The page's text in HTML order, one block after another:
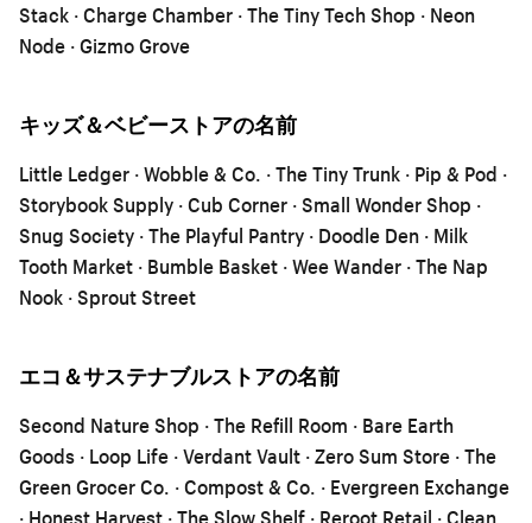
Stack · Charge Chamber · The Tiny Tech Shop · Neon
Node · Gizmo Grove
キッズ＆ベビーストアの名前
Little Ledger · Wobble & Co. · The Tiny Trunk · Pip & Pod ·
Storybook Supply · Cub Corner · Small Wonder Shop ·
Snug Society · The Playful Pantry · Doodle Den · Milk
Tooth Market · Bumble Basket · Wee Wander · The Nap
Nook · Sprout Street
エコ＆サステナブルストアの名前
Second Nature Shop · The Refill Room · Bare Earth
Goods · Loop Life · Verdant Vault · Zero Sum Store · The
Green Grocer Co. · Compost & Co. · Evergreen Exchange
· Honest Harvest · The Slow Shelf · Reroot Retail · Clean